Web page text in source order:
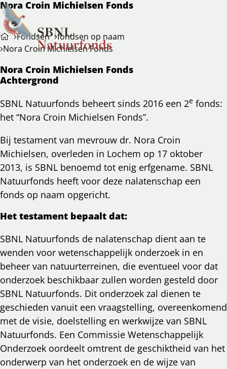
Nora Croin Michielsen Fonds
Fondsen
fondsen op naam
Nora Croin Michielsen Fonds
Nora Croin Michielsen Fonds
Achtergrond
SBNL Natuurfonds beheert sinds 2016 een 2e fonds:
het “Nora Croin Michielsen Fonds”.
Bij testament van mevrouw dr. Nora Croin
Michielsen, overleden in Lochem op 17 oktober
2013, is SBNL benoemd tot enig erfgename. SBNL
Natuurfonds heeft voor deze nalatenschap een
fonds op naam opgericht.
Het testament bepaalt dat:
SBNL Natuurfonds de nalatenschap dient aan te
wenden voor wetenschappelijk onderzoek in en
beheer van natuurterreinen, die eventueel voor dat
onderzoek beschikbaar zullen worden gesteld door
SBNL Natuurfonds. Dit onderzoek zal dienen te
geschieden vanuit een vraagstelling, overeenkomend
met de visie, doelstelling en werkwijze van SBNL
Natuurfonds. Een Commissie Wetenschappelijk
Onderzoek oordeelt omtrent de geschiktheid van het
onderwerp van het onderzoek en de wijze van